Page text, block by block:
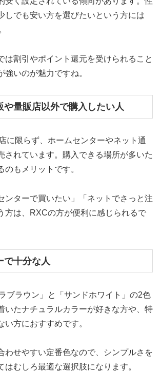
しでも安い方を選びたいという方には
は割引やポイント還元を受けられること
強いのが魅力ですね。
量販店以外で購入したい人
に限らず、ホームセンターやネット通
されています。購入できる場所が多いた
のもメリットです。
ンターで買いたい」「ネットでさっと注
方は、RXCの方が便利に感じられるで
十分な人
ブラウン」と「サンドホワイト」の2色
いたナチュラルカラーが好きな方や、特
い方におすすめです。
わせやすい定番色なので、シンプルさを
はむしろ最適な選択肢になります。